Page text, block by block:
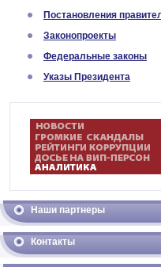
Постановления
Законопроекты
Федеральные законы
Указы Президента
Наши партнеры
Контакты